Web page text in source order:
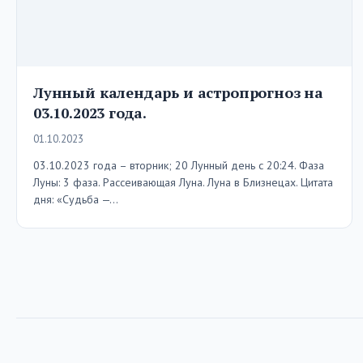
Лунный календарь и астропрогноз на
03.10.2023 года.
01.10.2023
03.10.2023 года – вторник; 20 Лунный день с 20:24. Фаза
Луны: 3 фаза. Рассеивающая Луна. Луна в Близнецах. Цитата
дня: «Судьба —…